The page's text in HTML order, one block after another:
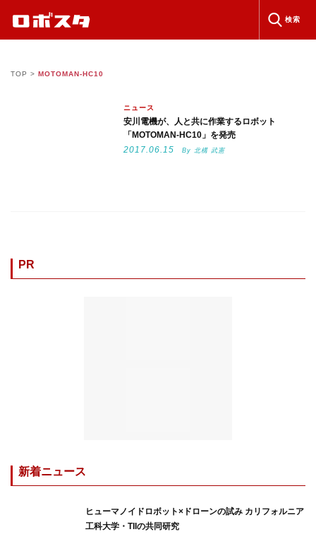
検索
TOP > MOTOMAN-HC10
ニュース
安川電機が、人と共に作業するロボット
「MOTOMAN-HC10」を発売
2017.06.15
By 北構 武憲
PR
新着ニュース
ヒューマノイドロボット×ドローンの試み カリフォルニア
工科大学・TIIの共同研究